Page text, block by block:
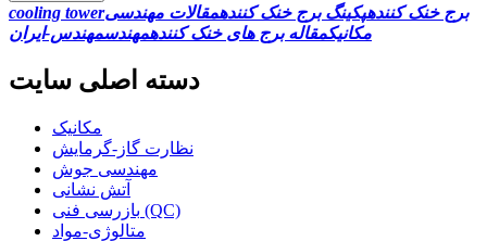
cooling tower برج خنک کنندهپکینگ برج خنک کنندهمقالات مهندسی
مکانیکمقاله برج های خنک کنندهمهندسمهندس-ایران
دسته اصلی سایت
مکانیک
نظارت گاز-گرمایش
مهندسی جوش
آتش نشانی
بازرسی فنی (QC)
متالوژی-مواد